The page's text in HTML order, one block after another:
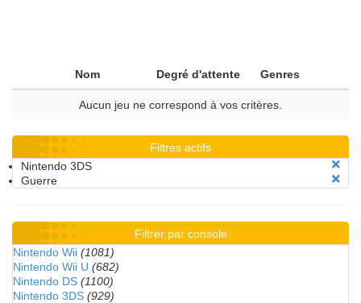
Nom Degré d'attente Genres
Aucun jeu ne correspond à vos critères.
Filtres actifs
Nintendo 3DS
Guerre
Filtrer par console
Nintendo Wii (1081)
Nintendo Wii U (682)
Nintendo DS (1100)
Nintendo 3DS (929)